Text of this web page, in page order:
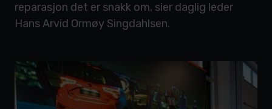
reparasjon det er snakk om, sier daglig leder
Hans Arvid Ormøy Singdahlsen.